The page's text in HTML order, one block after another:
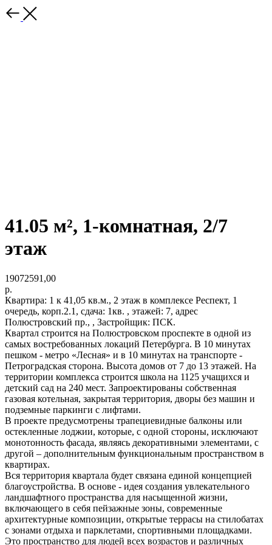
41.05 м², 1-комнатная, 2/7
этаж
19072591,00
р.
Квартира: 1 к 41,05 кв.м., 2 этаж в комплексе Респект, 1
очередь, корп.2.1, сдача: 1кв. , этажей: 7, адрес
Полюстровский пр., , Застройщик: ПСК.
Квартал строится на Полюстровском проспекте в одной из
самых востребованных локаций Петербурга. В 10 минутах
пешком - метро «Лесная» и в 10 минутах на транспорте -
Петроградская сторона. Высота домов от 7 до 13 этажей. На
территории комплекса строится школа на 1125 учащихся и
детский сад на 240 мест. Запроектированы собственная
газовая котельная, закрытая территория, дворы без машин и
подземные паркинги с лифтами.
В проекте предусмотрены трапециевидные балконы или
остекленные лоджии, которые, с одной стороны, исключают
монотонность фасада, являясь декоративными элементами, с
другой – дополнительным функциональным пространством в
квартирах.
Вся территория квартала будет связана единой концепцией
благоустройства. В основе - идея создания увлекательного
ландшафтного пространства для насыщенной жизни,
включающего в себя пейзажные зоны, современные
архитектурные композиции, открытые террасы на стилобатах
с зонами отдыха и парклетами, спортивными площадками.
Это пространство для людей всех возрастов и различных